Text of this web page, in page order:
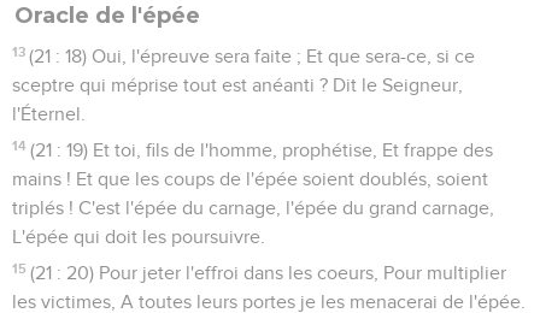
Oracle de l'épée
13 (21 : 18) Oui, l'épreuve sera faite ; Et que sera-ce, si ce
sceptre qui méprise tout est anéanti ? Dit le Seigneur,
l'Éternel.
14 (21 : 19) Et toi, fils de l'homme, prophétise, Et frappe des
mains ! Et que les coups de l'épée soient doublés, soient
triplés ! C'est l'épée du carnage, l'épée du grand carnage,
L'épée qui doit les poursuivre.
15 (21 : 20) Pour jeter l'effroi dans les coeurs, Pour multiplier
les victimes, A toutes leurs portes je les menacerai de l'épée.